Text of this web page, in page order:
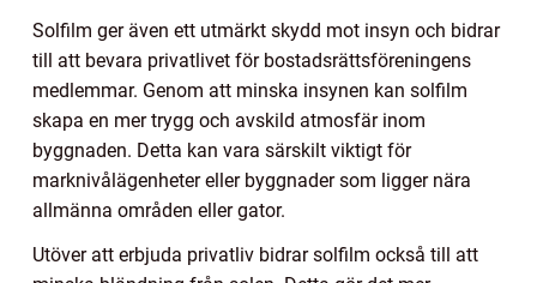
Solfilm ger även ett utmärkt skydd mot insyn och bidrar
till att bevara privatlivet för bostadsrättsföreningens
medlemmar. Genom att minska insynen kan solfilm
skapa en mer trygg och avskild atmosfär inom
byggnaden. Detta kan vara särskilt viktigt för
marknivålägenheter eller byggnader som ligger nära
allmänna områden eller gator.
Utöver att erbjuda privatliv bidrar solfilm också till att